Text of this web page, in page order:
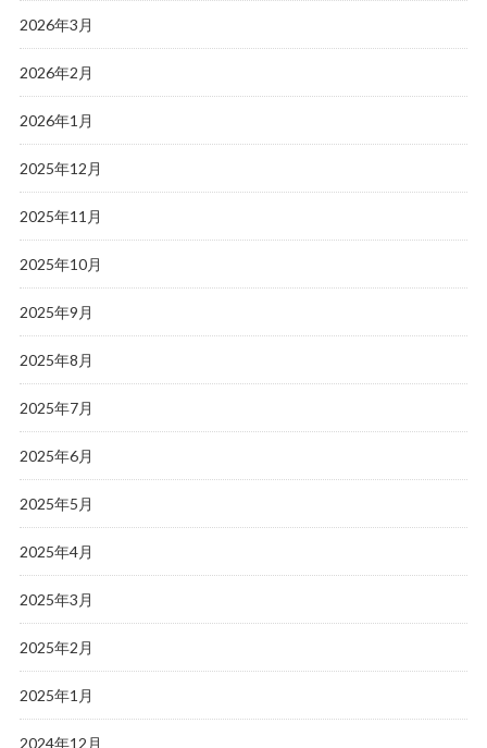
2026年3月
2026年2月
2026年1月
2025年12月
2025年11月
2025年10月
2025年9月
2025年8月
2025年7月
2025年6月
2025年5月
2025年4月
2025年3月
2025年2月
2025年1月
2024年12月